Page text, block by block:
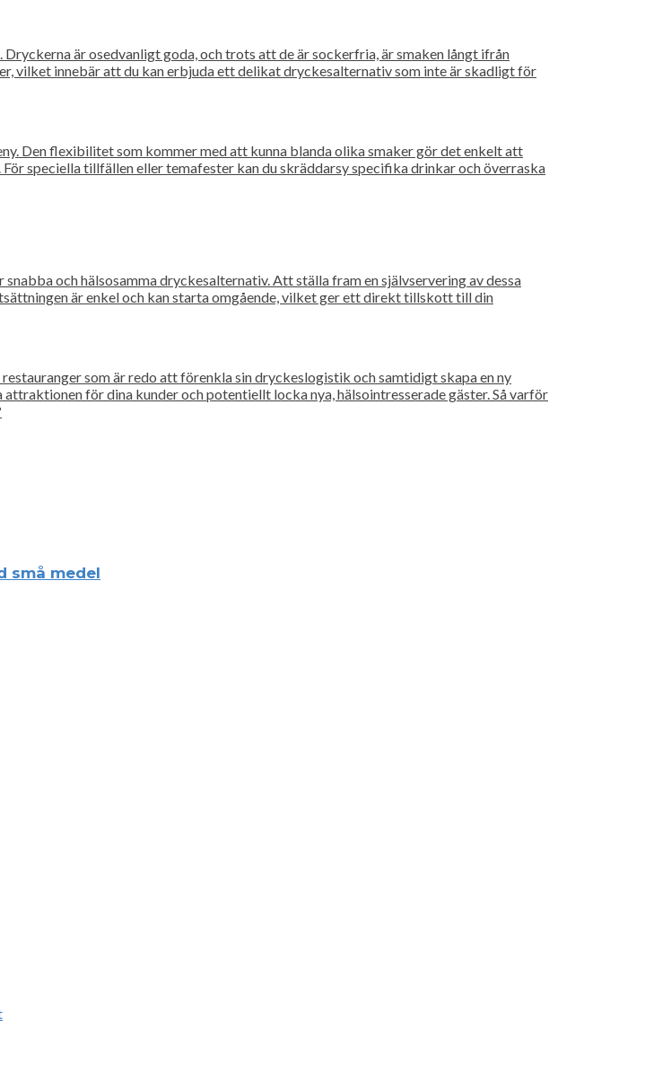
är osedvanligt goda, och trots att de är sockerfria, är smaken långt ifrån
vilket innebär att du kan erbjuda ett delikat dryckesalternativ som inte är skadligt för
Den flexibilitet som kommer med att kunna blanda olika smaker gör det enkelt att
speciella tillfällen eller temafester kan du skräddarsy specifika drinkar och överraska
och hälsosamma dryckesalternativ. Att ställa fram en självservering av dessa
är enkel och kan starta omgående, vilket ger ett direkt tillskott till din
som är redo att förenkla sin dryckeslogistik och samtidigt skapa en ny
för dina kunder och potentiellt locka nya, hälsointresserade gäster. Så varför
små medel